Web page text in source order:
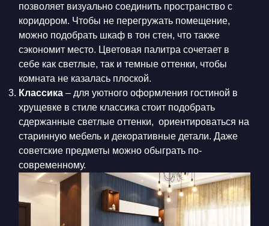
позволяет визуально соединить пространство с
коридором. Чтобы не перегружать помещение,
можно подобрать шкаф в тон стен, что также
сэкономит место. Цветовая палитра сочетает в
себе как светлые, так и темные оттенки, чтобы
комната не казалась плоской.
Классика– для уютного оформления гостиной в
хрущевке в стиле классика стоит подобрать
сдержанные светлые оттенки, ориентироваться на
старинную мебель и декоративные детали. Даже
советские предметы можно обыграть по-
современному.